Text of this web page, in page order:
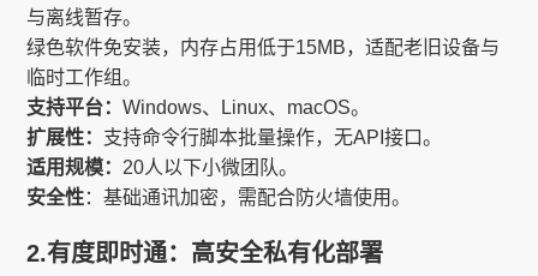
与离线暂存。
绿色软件免安装，内存占用低于15MB，适配老旧设备与
临时工作组。
支持平台：Windows、Linux、macOS。
扩展性： 支持命令行脚本批量操作，无API接口。
适用规模： 20人以下小微团队。
安全性：基础通讯加密，需配合防火墙使用。
2.有度即时通：高安全私有化部署